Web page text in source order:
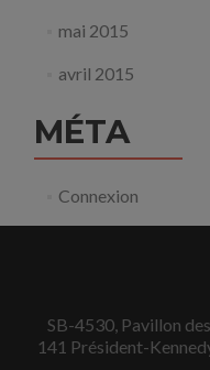
mai 2015
avril 2015
MÉTA
Connexion
SB-4530, Pavillon
141 Président-